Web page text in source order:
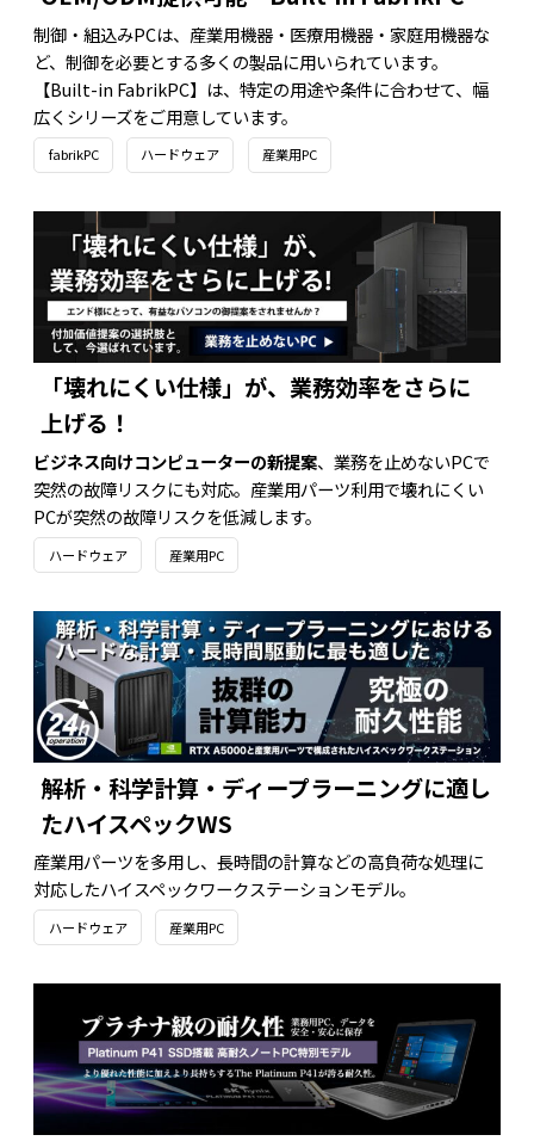
制御・組込みPCは、産業用機器・医療用機器・家庭用機器な
ど、制御を必要とする多くの製品に用いられています。
【Built-in FabrikPC】は、特定の用途や条件に合わせて、幅
広くシリーズをご用意しています。
fabrikPC ハードウェア 産業用PC
「壊れにくい仕様」が、業務効率をさらに
上げる！
ビジネス向けコンピューターの新提案、業務を止めないPCで
突然の故障リスクにも対応。産業用パーツ利用で壊れにくい
PCが突然の故障リスクを低減します。
ハードウェア 産業用PC
解析・科学計算・ディープラーニングに適し
たハイスペックWS
産業用パーツを多用し、長時間の計算などの高負荷な処理に
対応したハイスペックワークステーションモデル。
ハードウェア 産業用PC